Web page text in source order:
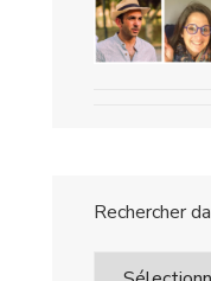
Rechercher